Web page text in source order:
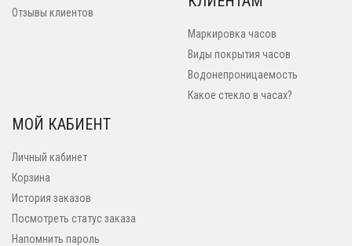
Отзывы клиентов
Маркировка часов
Виды покрытия часов
Водонепроницаемость
Какое стекло в часах?
МОЙ КАБИЕНТ
Личный кабинет
Корзина
История заказов
Посмотреть статус заказа
Напомнить пароль